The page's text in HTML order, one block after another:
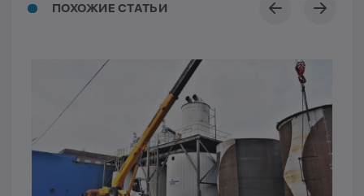
ПОХОЖИЕ СТАТЬИ